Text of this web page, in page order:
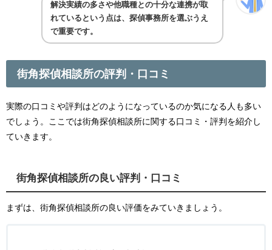
解決実績の多さや他職種との十分な連携が取
れているという点は、探偵事務所を選ぶうえ
で重要です。
街角探偵相談所の評判・口コミ
実際の口コミや評判はどのようになっているのか気になる人も多い
でしょう。ここでは街角探偵相談所に関する口コミ・評判を紹介し
ていきます。
街角探偵相談所の良い評判・口コミ
まずは、街角探偵相談所の良い評価をみていきましょう。